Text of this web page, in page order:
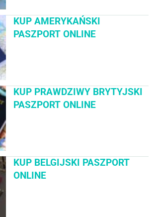
KUP AMERYKAŃSKI
PASZPORT ONLINE
KUP PRAWDZIWY BRYTYJSKI
PASZPORT ONLINE
KUP BELGIJSKI PASZPORT
ONLINE